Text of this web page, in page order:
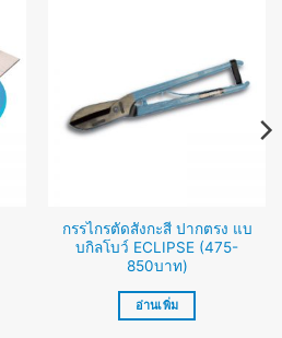
กรรไกรตัดสังกะสี ปากตรง แบ
บกิลโบว์ ECLIPSE (475-
850บาท)
อ่านเพิ่ม